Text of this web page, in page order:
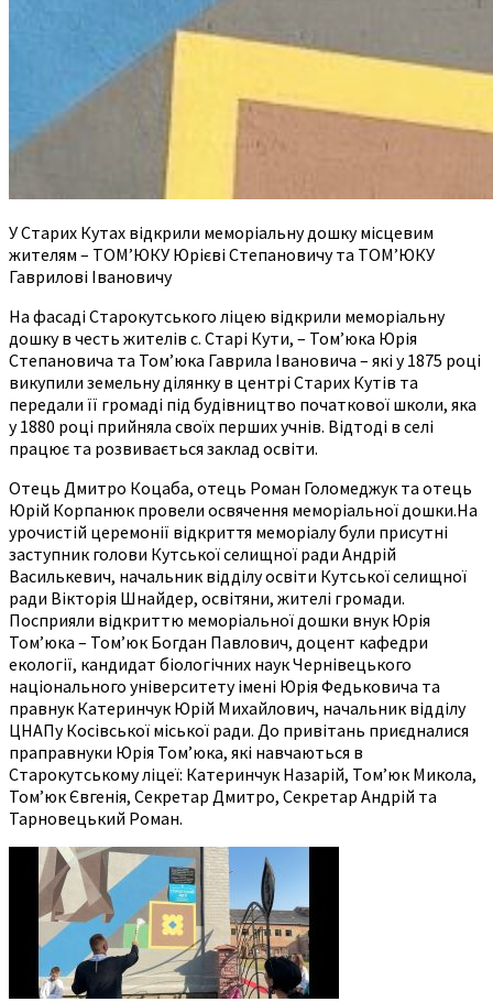
У Старих Кутах відкрили меморіальну дошку місцевим
жителям – ТОМ’ЮКУ Юрієві Степановичу та ТОМ’ЮКУ
Гаврилові Івановичу
На фасаді Старокутського ліцею відкрили меморіальну
дошку в честь жителів с. Старі Кути, – Томʼюка Юрія
Степановича та Томʼюка Гаврила Івановича – які у 1875 році
викупили земельну ділянку в центрі Старих Кутів та
передали її громаді під будівництво початкової школи, яка
у 1880 році прийняла своїх перших учнів. Відтоді в селі
працює та розвивається заклад освіти.
Отець Дмитро Коцаба, отець Роман Голомеджук та отець
Юрій Корпанюк провели освячення меморіальної дошки.На
урочистій церемонії відкриття меморіалу були присутні
заступник голови Кутської селищної ради Андрій
Василькевич, начальник відділу освіти Кутської селищної
ради Вікторія Шнайдер, освітяни, жителі громади.
Посприяли відкриттю меморіальної дошки внук Юрія
Томʼюка – Томʼюк Богдан Павлович, доцент кафедри
екології, кандидат біологічних наук Чернівецького
національного університету імені Юрія Федьковича та
правнук Катеринчук Юрій Михайлович, начальник відділу
ЦНАПу Косівської міської ради. До привітань приєдналися
праправнуки Юрія Томʼюка, які навчаються в
Старокутському ліцеї: Катеринчук Назарій, Томʼюк Микола,
Томʼюк Євгенія, Секретар Дмитро, Секретар Андрій та
Тарновецький Роман.